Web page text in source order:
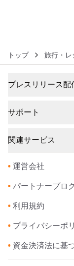
トップ 旅行・レ
プレスリリース配
サポート
関連サービス
• 運営会社
• パートナープロ
• 利用規約
• プライバシーポ
• 資金決済法に基